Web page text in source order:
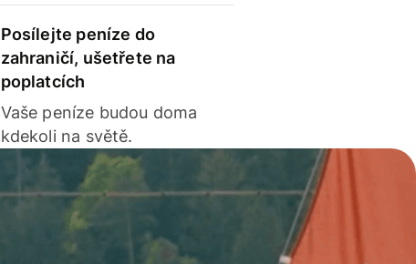
Posílejte peníze do
zahraničí, ušetřete na
poplatcích
Vaše peníze budou doma
kdekoli na světě.